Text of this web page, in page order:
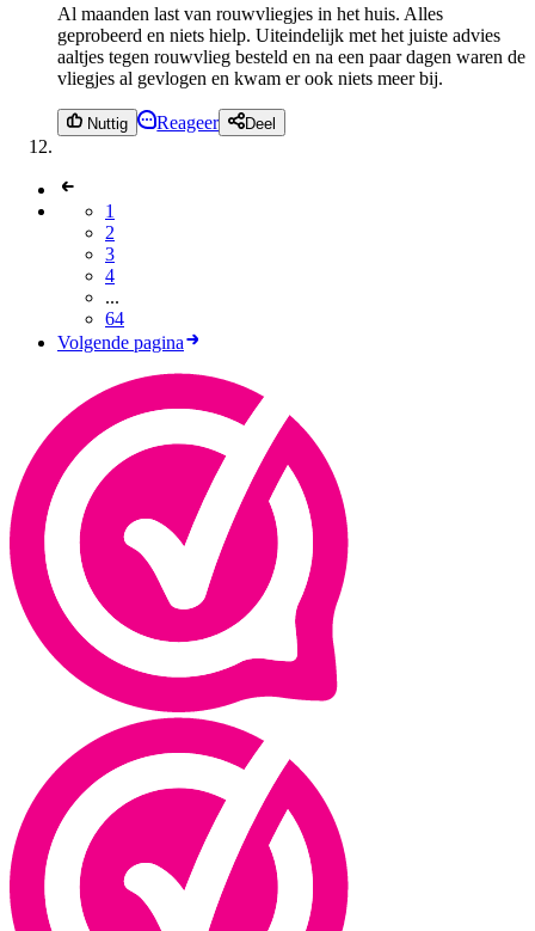
Al maanden last van rouwvliegjes in het huis. Alles
geprobeerd en niets hielp. Uiteindelijk met het juiste advies
aaltjes tegen rouwvlieg besteld en na een paar dagen waren de
vliegjes al gevlogen en kwam er ook niets meer bij.
Nuttig Reageer Deel
1
2
3
4
...
64
Volgende pagina